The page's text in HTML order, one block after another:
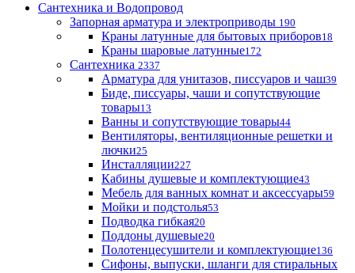
Сантехника и Водопровод
Запорная арматура и электроприводы 190
Краны латунные для бытовых приборов18
Краны шаровые латунные172
Сантехника 2337
Арматура для унитазов, писсуаров и чаш39
Биде, писсуары, чаши и сопутствующие
товары13
Ванны и сопутствующие товары44
Вентиляторы, вентиляционные решетки и
лючки25
Инсталляции227
Кабины душевые и комплектующие43
Мебель для ванных комнат и аксессуары59
Мойки и подстолья53
Подводка гибкая20
Поддоны душевые20
Полотенцесушители и комплектующие136
Сифоны, выпуски, шланги для стиральных